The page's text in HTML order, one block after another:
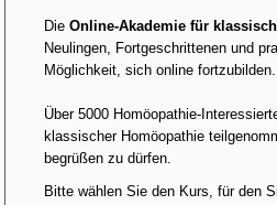
Die Online-Akademie für
Neulingen, Fortgeschrittenen und
Möglichkeit, sich online fortzubilden.
Über 5000 Homöopathie-
klassischer Homöopathie
begrüßen zu dürfen.
Bitte wählen Sie den Kurs, für den